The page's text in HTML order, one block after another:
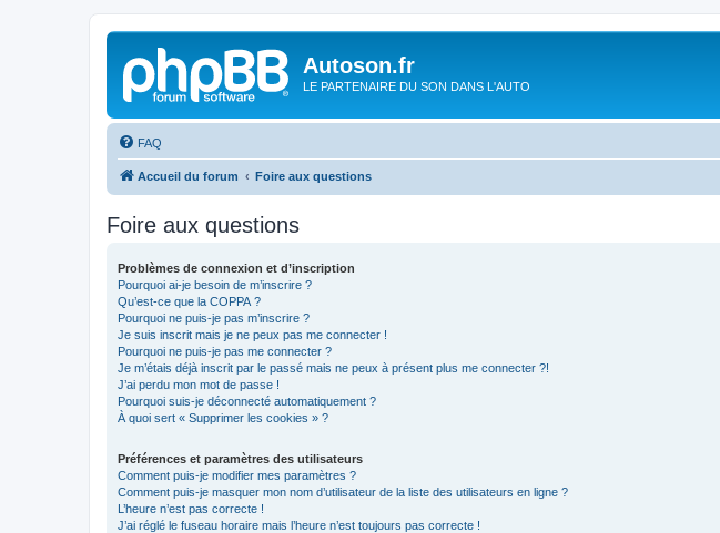
Autoson.fr
LE PARTENAIRE DU SON DANS L'AUTO
FAQ
Accueil du forum Foire aux questions
Foire aux questions
Problèmes de connexion et d’inscription
Pourquoi ai-je besoin de m’inscrire ?
Qu’est-ce que la COPPA ?
Pourquoi ne puis-je pas m’inscrire ?
Je suis inscrit mais je ne peux pas me connecter !
Pourquoi ne puis-je pas me connecter ?
Je m’étais déjà inscrit par le passé mais ne peux à présent plus me connecter ?!
J’ai perdu mon mot de passe !
Pourquoi suis-je déconnecté automatiquement ?
À quoi sert « Supprimer les cookies » ?
Préférences et paramètres des utilisateurs
Comment puis-je modifier mes paramètres ?
Comment puis-je masquer mon nom d’utilisateur de la liste des utilisateurs en ligne ?
L’heure n’est pas correcte !
J’ai réglé le fuseau horaire mais l’heure n’est toujours pas correcte !